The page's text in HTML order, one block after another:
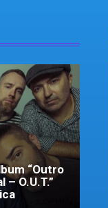
“Outro
O.U.T.”